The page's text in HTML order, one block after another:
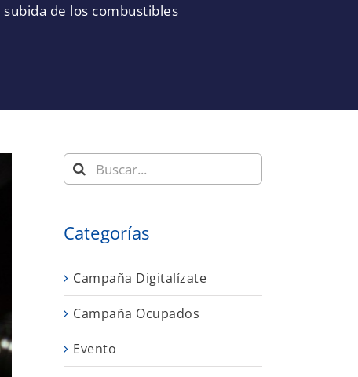
de los combustibles
Buscar:
Categorías
Campaña Digitalízate
Campaña Ocupados
Evento